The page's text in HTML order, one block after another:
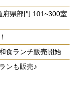
府県部門 101~300室
食ランチ販売開始
ンも販売♪